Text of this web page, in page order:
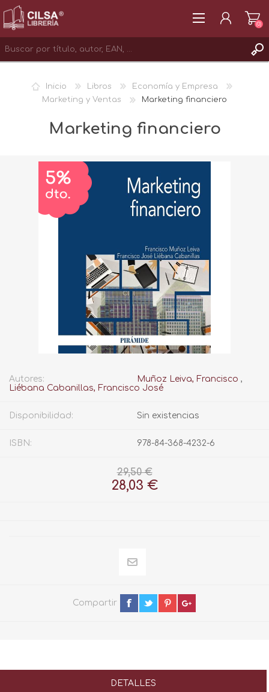
INICIAR SESIÓN
(0)
Inicio Libros
Economía y Empresa
Marketing y Ventas
Marketing financiero
Marketing financiero
Autores: Muñoz Leiva, Francisco ,
Liébana Cabanillas, Francisco José
Disponibilidad: Sin existencias
ISBN: 978-84-368-4232-6
29,50 €
28,03 €
Compartir
DETALLES